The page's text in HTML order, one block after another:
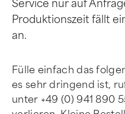
Service nur auf
Produktionszeit fällt
an.
Fülle einfach das
es sehr dringend ist,
unter +49 (0) 941 890